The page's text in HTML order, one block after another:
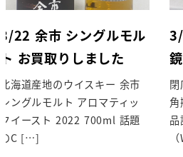
3/22 余市 シングルモル
ト お買取りしました
北海道産地のウイスキー 余市
シングルモルト アロマティッ
クイースト 2022 700ml 話題
のC […]